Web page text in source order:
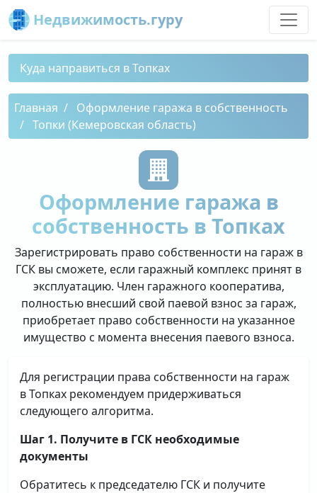
Недвижимость.гуру
Куда направиться в Топках
Главная
Оформление гаража в собственность
Топки (Кемеровская область)
Оформление гаража в
собственность в Топках
Зарегистрировать право собственности на гараж в
ГСК вы сможете, если гаражный комплекс принят в
эксплуатацию. Член гаражного кооператива,
полностью внесший свой паевой взнос за гараж,
приобретает право собственности на указанное
имущество с момента внесения паевого взноса.
Для регистрации права собственности на гараж
в Топках рекомендуем придерживаться
следующего алгоритма.
Шаг 1. Получите в ГСК необходимые
документы
Обратитесь к председателю ГСК и получите